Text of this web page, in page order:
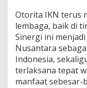
Otorita IKN terus
lembaga, baik di
Sinergi ini
Nusantara
Indonesia,
terlaksana tepat
manfaat sebesar-